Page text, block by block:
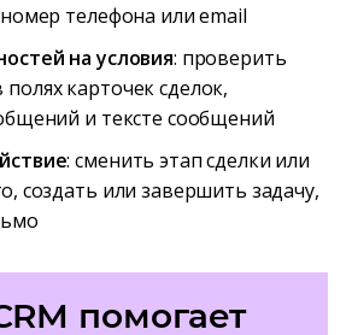
телефона или email
на условия: проверить
карточек сделок,
и тексте сообщений
: сменить этап сделки или
создать или завершить задачу,
помогает